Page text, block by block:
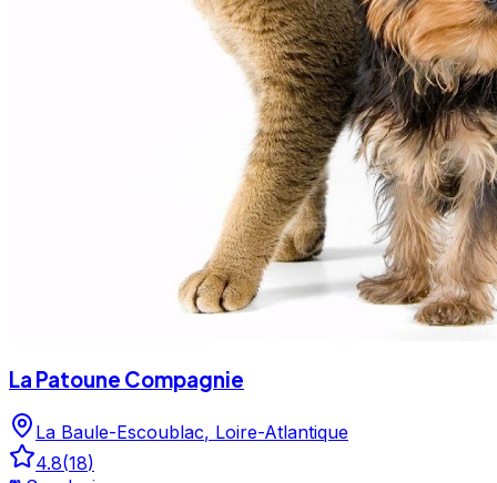
La Patoune Compagnie
La Baule-Escoublac, Loire-Atlantique
4.8(18)